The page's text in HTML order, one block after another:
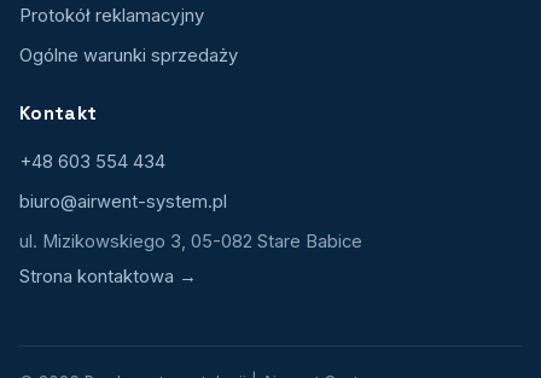
Protokół reklamacyjny
Ogólne warunki sprzedaży
Kontakt
+48 603 554 434
biuro@airwent-system.pl
ul. Mizikowskiego 3, 05-082 Stare Babice
Strona kontaktowa →